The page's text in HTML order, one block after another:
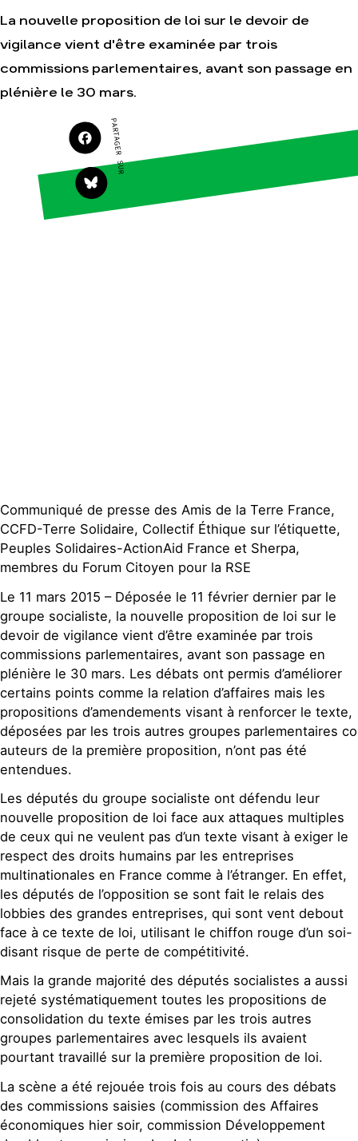
S'engager sur le
terrain
Soutenir les
campagnes
Transmettre tout ou
partie de son
patrimoine
Télécharger
Climat – Énergie
Surproduction
Multinationales
La nouvelle proposition de loi sur le devoir de
vigilance vient d'être examinée par trois
commissions parlementaires, avant son passage en
plénière le 30 mars.
PARTAGER SUR
Communiqué de presse des Amis de la Terre France,
CCFD-Terre Solidaire, Collectif Éthique sur l’étiquette,
Peuples Solidaires-ActionAid France et Sherpa,
membres du Forum Citoyen pour la RSE
Le 11 mars 2015 – Déposée le 11 février dernier par le
groupe socialiste, la nouvelle proposition de loi sur le
devoir de vigilance vient d’être examinée par trois
commissions parlementaires, avant son passage en
plénière le 30 mars. Les débats ont permis d’améliorer
certains points comme la relation d’affaires mais les
propositions d’amendements visant à renforcer le texte,
déposées par les trois autres groupes parlementaires co
auteurs de la première proposition, n’ont pas été
entendues.
Les députés du groupe socialiste ont défendu leur
nouvelle proposition de loi face aux attaques multiples
de ceux qui ne veulent pas d’un texte visant à exiger le
respect des droits humains par les entreprises
multinationales en France comme à l’étranger. En effet,
les députés de l’opposition se sont fait le relais des
lobbies des grandes entreprises, qui sont vent debout
face à ce texte de loi, utilisant le chiffon rouge d’un soi-
disant risque de perte de compétitivité.
Mais la grande majorité des députés socialistes a aussi
rejeté systématiquement toutes les propositions de
consolidation du texte émises par les trois autres
groupes parlementaires avec lesquels ils avaient
pourtant travaillé sur la première proposition de loi.
La scène a été rejouée trois fois au cours des débats
des commissions saisies (commission des Affaires
économiques hier soir, commission Développement